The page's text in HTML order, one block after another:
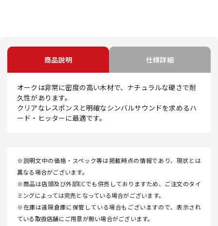
商品説明 仕様詳細
オークは非常に密度の高い木材で、ナチュラルな硬さで耐
久性があります。
クリアなレスポンスと明確なシンバルサウンドを求めるハ
ード・ヒッターに最適です。
※説明文中の価格・スペック等は掲載時点の情報であり、現状とは
異なる場合がございます。
※商品は店頭及び外部ECでも併売しておりますため、ご注文のタイ
ミングによっては完売となっている場合がございます。
※在庫は遠隔倉庫に保管している場合もございますので、表示され
ている取扱店舗にご用意が無い場合がございます。